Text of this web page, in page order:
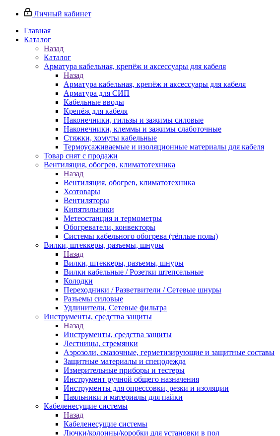
Личный кабинет
Главная
Каталог
Назад
Каталог
Арматура кабельная, крепёж и аксессуары для кабеля
Назад
Арматура кабельная, крепёж и аксессуары для кабеля
Арматура для СИП
Кабельные вводы
Крепёж для кабеля
Наконечники, гильзы и зажимы силовые
Наконечники, клеммы и зажимы слаботочные
Стяжки, хомуты кабельные
Термоусаживаемые и изоляционные материалы для кабеля
Товар снят с продажи
Вентиляция, обогрев, климатотехника
Назад
Вентиляция, обогрев, климатотехника
Хозтовары
Вентиляторы
Кипятильники
Метеостанция и термометры
Обогреватели, конвекторы
Системы кабельного обогрева (тёплые полы)
Вилки, штеккеры, разъемы, шнуры
Назад
Вилки, штеккеры, разъемы, шнуры
Вилки кабельные / Розетки штепсельные
Колодки
Переходники / Разветвители / Сетевые шнуры
Разъемы силовые
Удлинители, Сетевые фильтра
Инструменты, средства защиты
Назад
Инструменты, средства защиты
Лестницы, стремянки
Аэрозоли, смазочные, герметизирующие и защитные составы
Защитные материалы и спецодежда
Измерительные приборы и тестеры
Инструмент ручной общего назначения
Инструменты для опрессовки, резки и изоляции
Паяльники и материалы для пайки
Кабеленесущие системы
Назад
Кабеленесущие системы
Лючки/колонны/коробки для установки в пол